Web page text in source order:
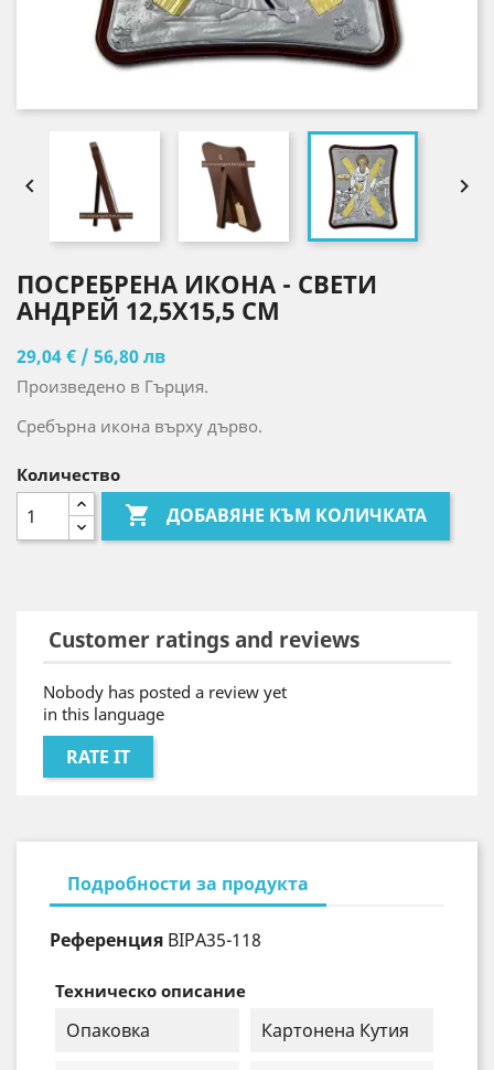
 
ПОСРЕБРЕНА ИКОНА - СВЕТИ
АНДРЕЙ 12,5X15,5 CM
29,04 € / 56,80 лв
Произведено в Гърция.
Сребърна икона върху дърво.
Количество
 ДОБАВЯНЕ КЪМ КОЛИЧКАТА
Customer ratings and reviews
Nobody has posted a review yet
in this language
RATE IT
Подробности за продукта
Референция BIPA35-118
Техническо описание
Опаковка Картонена Кутия